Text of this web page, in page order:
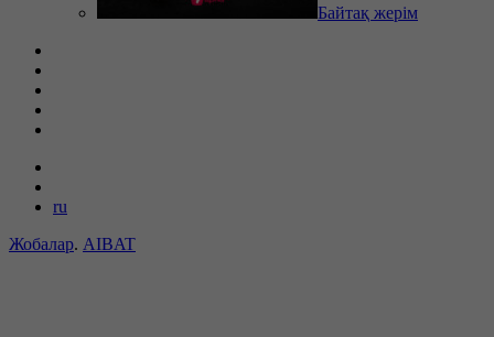
Байтақ жерім
ru
Жобалар. AIBAT